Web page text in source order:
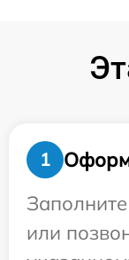
1
или